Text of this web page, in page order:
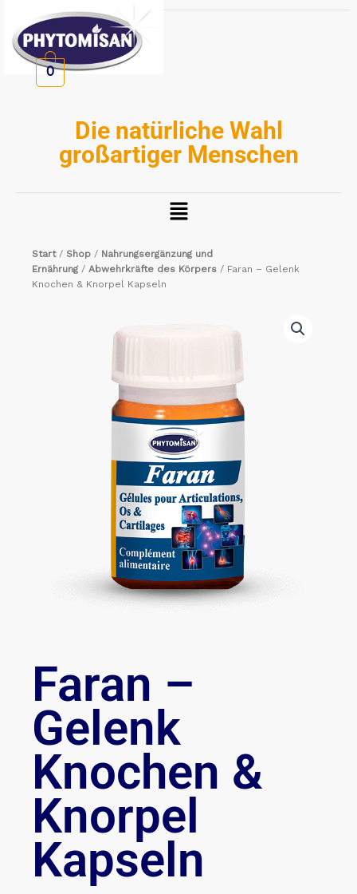
Inhalt
springen
0
Die natürliche Wahl
großartiger Menschen
Menü
Start/ Shop / Nahrungsergänzung und
Ernährung/ Abwehrkräfte des Körpers / Faran – Gelenk
Knochen & Knorpel Kapseln
Faran –
Gelenk
Knochen &
Knorpel
Kapseln